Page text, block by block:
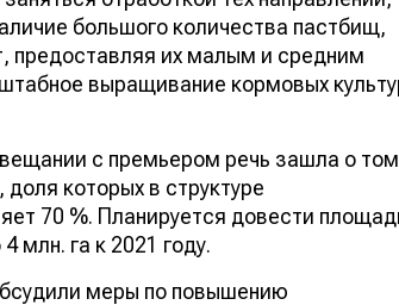
отработкой тех направлений,
большого количества пастбищ,
предоставляя их малым и средним
выращивание кормовых культур
с премьером речь зашла о том,
которых в структуре
70 %. Планируется довести площади